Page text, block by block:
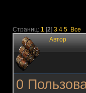
Страниц: 1 [2] 3 4 5 Все
Автор
0